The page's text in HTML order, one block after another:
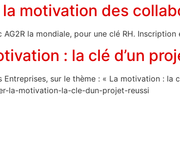
motivation des
la mondiale, pour une clé RH.
: la clé d’un
sur le thème : « La motivation : la
la-motivation-la-cle-dun-projet-reussi